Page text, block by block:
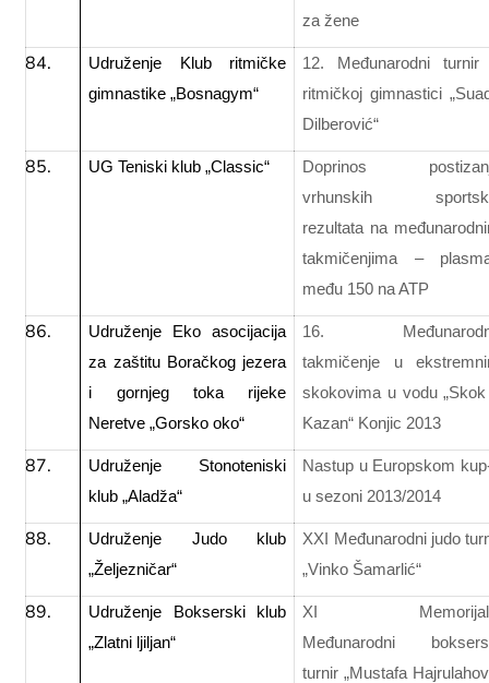
za žene
Udruženje Klub ritmičke
gimnastike „Bosnagym“
12. Međunarodni turnir
ritmičkoj gimnastici
Dilberović“
UG Teniski klub „Classic“
Doprinos
vrhunskih
rezultata na
takmičenjima –
među 150 na ATP
Udruženje Eko asocijacija
za zaštitu Boračkog jezera
i gornjeg toka rijeke
Neretve „Gorsko oko“
16.
takmičenje u
skokovima u vodu
Kazan“ Konjic 2013
Udruženje Stonoteniski
klub „Aladža“
Nastup u Europskom
u sezoni 2013/2014
Udruženje Judo klub
„Željezničar“
XXI Međunarodni judo
„Vinko Šamarlić“
Udruženje Bokserski klub
„Zlatni ljiljan“
XI
Međunarodni
turnir „Mustafa